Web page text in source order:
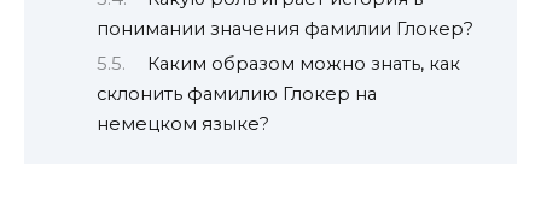
понимании значения фамилии Глокер?
Каким образом можно знать, как
склонить фамилию Глокер на
немецком языке?